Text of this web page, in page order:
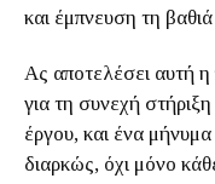
και έμπνευση τη
Ας αποτελέσει αυτή
για τη συνεχή
έργου, και ένα
διαρκώς, όχι μόνο